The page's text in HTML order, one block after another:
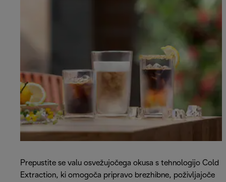
Prepustite se valu osvežujočega okusa s tehnologijo Cold
Extraction, ki omogoča pripravo brezhibne, poživljajoče